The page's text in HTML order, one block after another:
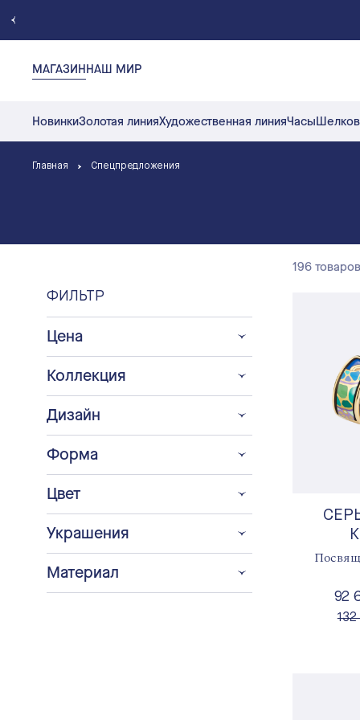
МАГАЗИННАШ МИР
НовинкиЗолотая линияХудожественная линияЧасы
Главная Спецпредложения
ФИЛЬТР
Цена
Коллекция
Дизайн
Форма
Цвет
Украшения
Материал
92
196 товаров